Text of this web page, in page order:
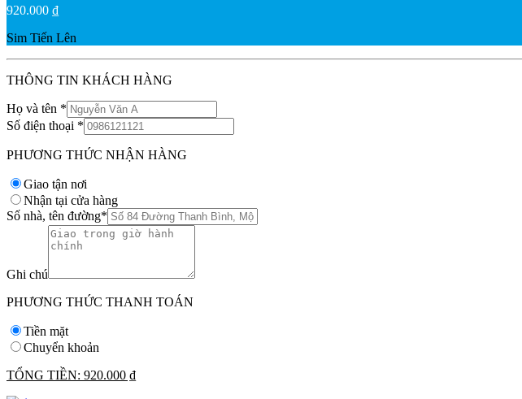
920.000 ₫
Sim Tiến Lên
THÔNG TIN KHÁCH HÀNG
Họ và tên *
Số điện thoại *
PHƯƠNG THỨC NHẬN HÀNG
Giao tận nơi
Nhận tại cửa hàng
Số nhà, tên đường*
Ghi chú
PHƯƠNG THỨC THANH TOÁN
Tiền mặt
Chuyển khoản
TỔNG TIỀN: 920.000 ₫